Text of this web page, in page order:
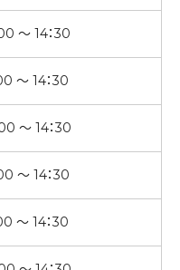
～ 14：30
～ 14：30
～ 14：30
～ 14：30
～ 14：30